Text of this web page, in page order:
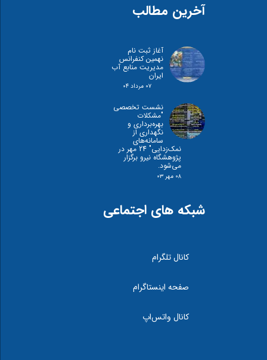
آخرین مطالب
آغاز ثبت نام
نهمین کنفرانس
مدیریت منابع آب
ایران
۰۷ مرداد ۰۴
نشست تخصصی
"مشكلات
بهره‌برداری و
نگهداری از
سامانه‌های
نمک‌زدايی" 24 مهر در
پژوهشگاه نیرو برگزار
می‌شود.
۰۸ مهر ۰۳
شبکه های اجتماعی
کانال تلگرام
صفحه اینستاگرام
کانال واتس‌اپ